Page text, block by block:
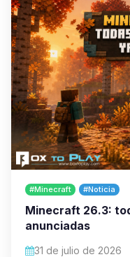
#Minecraft #Noticia
Minecraft 26.3:
anunciadas
31 de julio de 2026